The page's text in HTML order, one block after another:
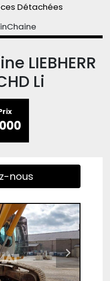
Détachées
LIEBHERR
Li
nous